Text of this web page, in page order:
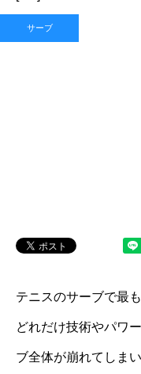
サーブ
テニスのサーブで最
どれだけ技術やパワ
ブ全体が崩れてしま